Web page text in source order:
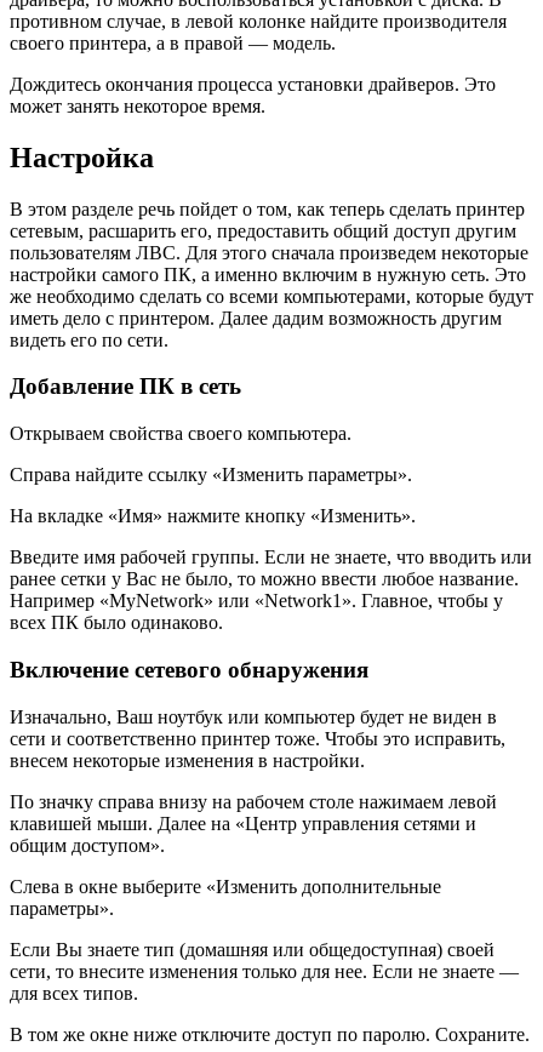
противном случае, в левой колонке найдите производителя
своего принтера, а в правой — модель.
Дождитесь окончания процесса установки драйверов. Это
может занять некоторое время.
Настройка
В этом разделе речь пойдет о том, как теперь сделать принтер
сетевым, расшарить его, предоставить общий доступ другим
пользователям ЛВС. Для этого сначала произведем некоторые
настройки самого ПК, а именно включим в нужную сеть. Это
же необходимо сделать со всеми компьютерами, которые будут
иметь дело с принтером. Далее дадим возможность другим
видеть его по сети.
Добавление ПК в сеть
Открываем свойства своего компьютера.
Справа найдите ссылку «Изменить параметры».
На вкладке «Имя» нажмите кнопку «Изменить».
Введите имя рабочей группы. Если не знаете, что вводить или
ранее сетки у Вас не было, то можно ввести любое название.
Например «MyNetwork» или «Network1». Главное, чтобы у
всех ПК было одинаково.
Включение сетевого обнаружения
Изначально, Ваш ноутбук или компьютер будет не виден в
сети и соответственно принтер тоже. Чтобы это исправить,
внесем некоторые изменения в настройки.
По значку справа внизу на рабочем столе нажимаем левой
клавишей мыши. Далее на «Центр управления сетями и
общим доступом».
Слева в окне выберите «Изменить дополнительные
параметры».
Если Вы знаете тип (домашняя или общедоступная) своей
сети, то внесите изменения только для нее. Если не знаете —
для всех типов.
В том же окне ниже отключите доступ по паролю. Сохраните.